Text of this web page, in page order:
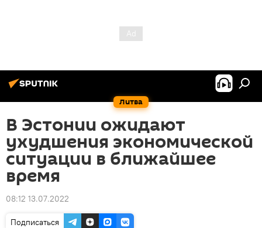
Литва
В Эстонии ожидают
ухудшения экономической
ситуации в ближайшее
время
08:12 13.07.2022
Подписаться